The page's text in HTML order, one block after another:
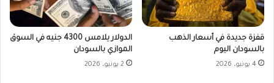
قفزة جديدة في أسعار الذهب
بالسودان اليوم
4 يونيو، 2026
الدولار يلامس 4300 جنيه في السوق
الموازي بالسودان
2 يونيو، 2026